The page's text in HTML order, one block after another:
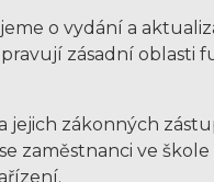
o vydání a
zásadní oblasti
zákonných
zaměstnanci ve